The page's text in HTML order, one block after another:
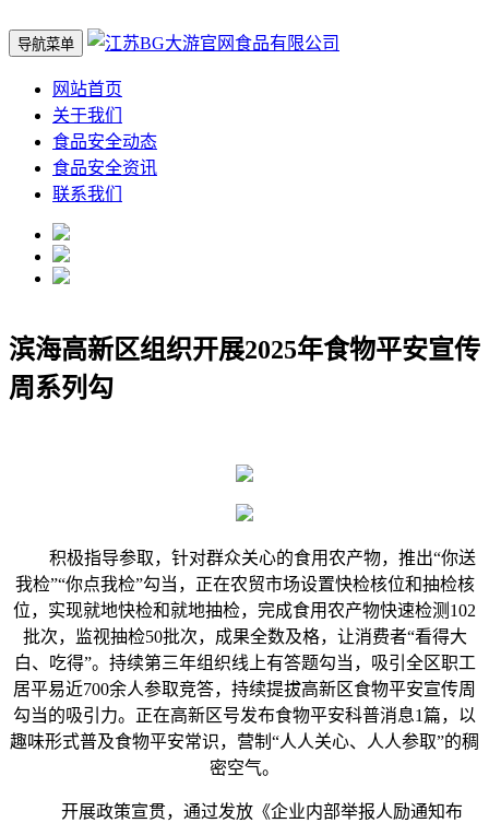
导航菜单
网站首页
关于我们
食品安全动态
食品安全资讯
联系我们
滨海高新区组织开展2025年食物平安宣传
周系列勾
积极指导参取，针对群众关心的食用农产物，推出“你送
我检”“你点我检”勾当，正在农贸市场设置快检核位和抽检核
位，实现就地快检和就地抽检，完成食用农产物快速检测102
批次，监视抽检50批次，成果全数及格，让消费者“看得大
白、吃得”。持续第三年组织线上有答题勾当，吸引全区职工
居平易近700余人参取竞答，持续提拔高新区食物平安宣传周
勾当的吸引力。正在高新区号发布食物平安科普消息1篇，以
趣味形式普及食物平安常识，营制“人人关心、人人参取”的稠
密空气。
开展政策宣贯，通过发放《企业内部举报人励通知布